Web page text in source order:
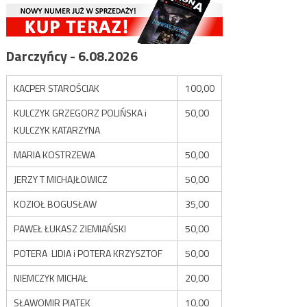
Darczyńcy - 6.08.2026
KACPER STAROŚCIAK
100,00
KULCZYK GRZEGORZ POLIŃSKA i
KULCZYK KATARZYNA
50,00
MARIA KOSTRZEWA
50,00
JERZY T MICHAJŁOWICZ
50,00
KOZIOŁ BOGUSŁAW
35,00
PAWEŁ ŁUKASZ ZIEMIAŃSKI
50,00
POTERA LIDIA i POTERA KRZYSZTOF
50,00
NIEMCZYK MICHAŁ
20,00
SŁAWOMIR PIĄTEK
10,00